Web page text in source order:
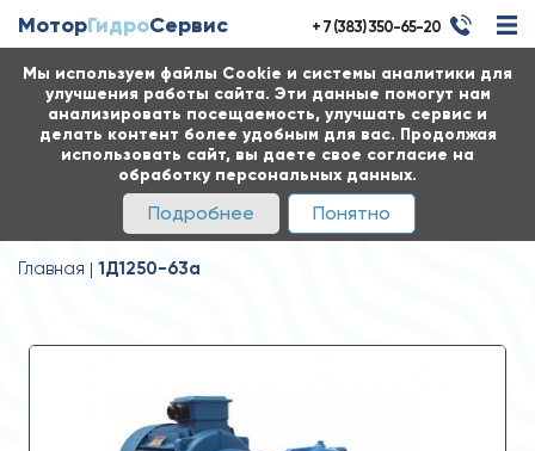
Мы используем файлы Cookie и системы аналитики для
улучшения работы сайта. Эти данные помогут нам
анализировать посещаемость, улучшать сервис и
делать контент более удобным для вас. Продолжая
использовать сайт, вы даете свое согласие на
обработку персональных данных.
Подробнее Понятно
МоторГидроСервис + 7 (383) 350-65-20
Главная 1Д1250-63а